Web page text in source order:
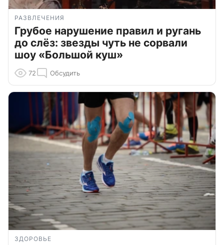
РАЗВЛЕЧЕНИЯ
Грубое нарушение правил и ругань
до слёз: звезды чуть не сорвали
шоу «Большой куш»
72 Обсудить
ЗДОРОВЬЕ